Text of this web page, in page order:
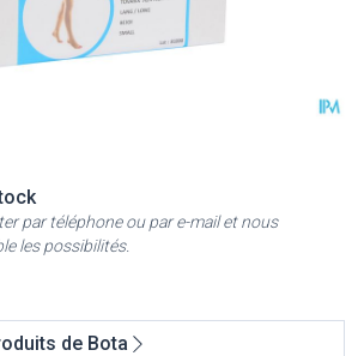
par téléphone ou par e-mail et nous
les possibilités.
de Bota